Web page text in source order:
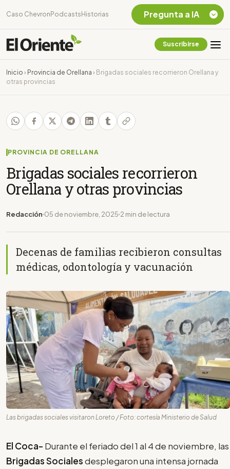
Caso Chevron Podcasts Historias
Suscribirse
Inicio › Provincia de Orellana › Brigadas sociales recorrieron Orellana y
otras provincias
PROVINCIA DE ORELLANA
Brigadas sociales recorrieron
Orellana y otras provincias
Redacción 05 de noviembre, 2025 2 min de lectura
Decenas de familias recibieron consultas
médicas, odontología y vacunación
Las brigadas sociales visitaron Loreto / Foto: cortesía Ministerio de Salud
El Coca- Durante el feriado del 1 al 4 de noviembre, las
Brigadas Socialesdesplegaron una intensa jornada
Pregunta a IA
Chevron Ecuador